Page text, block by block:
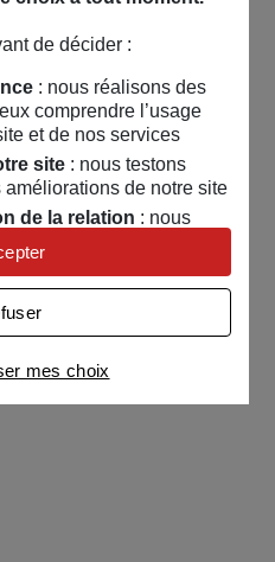
de décider :
: nous réalisons des
comprendre l’usage
et de nos services
site: nous testons
de notre site
de la relation : nous
pour adapter nos
nos offres
: nous utilisons avec
cookies pour afficher des
et la liste de nos
mes choix